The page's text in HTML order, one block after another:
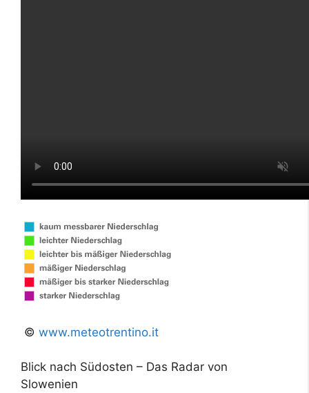
© www.meteotrentino.it
Blick nach Südosten – Das Radar von
Slowenien